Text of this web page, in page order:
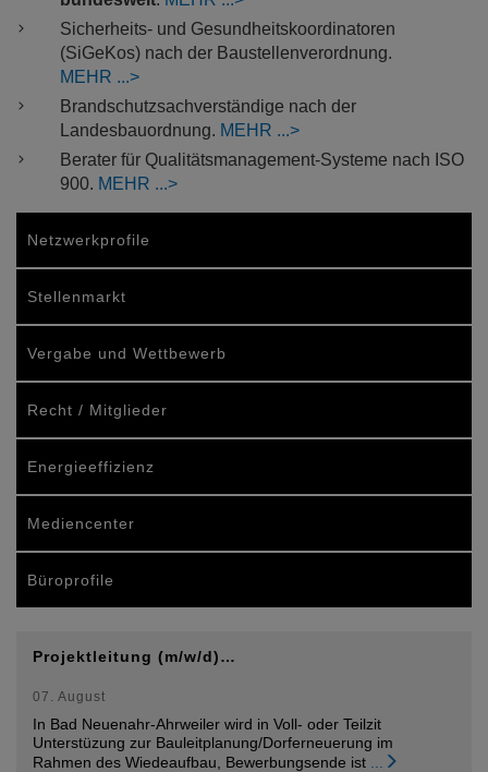
Sicherheits- und Gesundheitskoordinatoren
(SiGeKos) nach der Baustellenverordnung.
MEHR
Brandschutzsachverständige nach der
Landesbauordnung. MEHR
Berater für Qualitätsmanagement-Systeme nach ISO
900. MEHR
Netzwerkprofile
Stellenmarkt
Vergabe und Wettbewerb
Recht / Mitglieder
Energieeffizienz
Mediencenter
Büroprofile
Projektleitung (m/w/d)…
07. August
In Bad Neuenahr-Ahrweiler wird in Voll- oder Teilzit
Unterstüzung zur Bauleitplanung/Dorferneuerung im
Rahmen des Wiedeaufbau, Bewerbungsende ist